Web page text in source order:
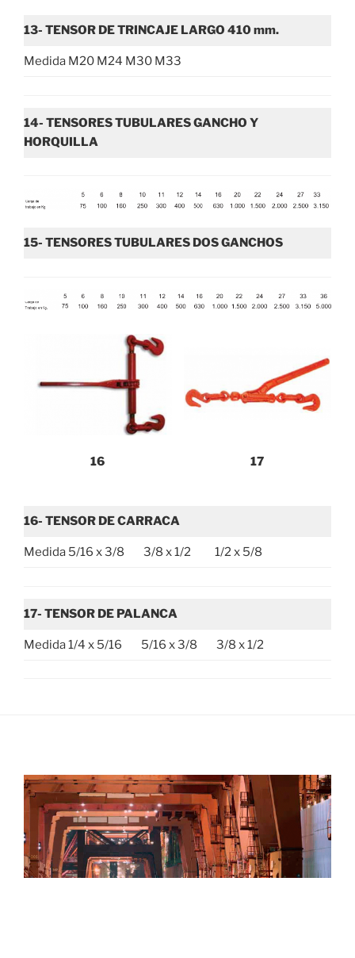
13- TENSOR DE TRINCAJE LARGO 410 mm.
Medida M20 M24 M30 M33
14- TENSORES TUBULARES GANCHO Y
HORQUILLA
15- TENSORES TUBULARES DOS GANCHOS
16 17
16- TENSOR DE CARRACA
Medida 5/16 x 3/8 3/8 x 1/2 1/2 x 5/8
17- TENSOR DE PALANCA
Medida 1/4 x 5/16 5/16 x 3/8 3/8 x 1/2